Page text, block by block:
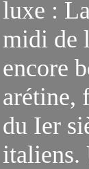
luxe :
midi de
encore
arétine,
du Ier
italiens.